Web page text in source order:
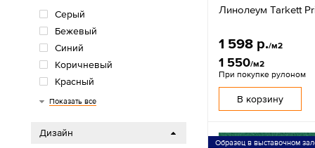
Линолеум Tarkett
1 598 р./м2
1 550/м2
При покупке рулоном
В корзину
Образец в выставочном
Серый
Бежевый
Синий
Коричневый
Красный
Черный
Цветной
Белый
Зеленый
Желтый
Оранжевый
Розовый
Показать все
Дизайн